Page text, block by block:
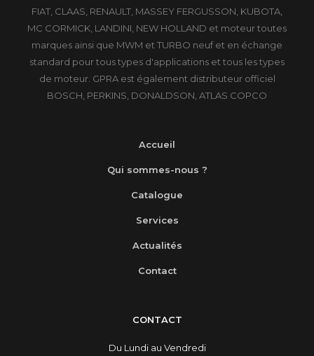
FIAT, CLAAS, RENAULT, MASSEY FERGUSSON, KUBOTA,
MC CORMICK, LANDINI, NEW HOLLAND et moteur toutes
marques ainsi que MWM et TURBO neuf et en échange
standard pour tous types d'applications et tous les types
de moteur. GPRA est également distributeur officiel
BOSCH, PERKINS, DONALDSON, ATLAS COPCO
Accueil
Qui sommes-nous ?
Catalogue
Services
Actualités
Contact
CONTACT
Du Lundi au Vendredi